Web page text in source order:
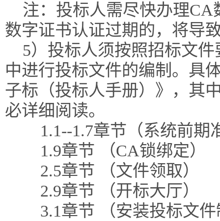
注：投标人需尽快办理
数字证书认证过期的，将导
5）投标人须按照招标文
中进行投标文件的编制。具
子标（投标人手册）》，其
必详细阅读。
1.1--1.7章节（系统前期
1.9章节 （CA锁绑定）
2.5章节 （文件领取）
2.9章节 （开标大厅）
3.1章节 （安装投标文